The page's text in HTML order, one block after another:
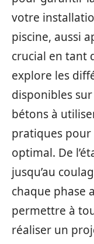
votre
piscine, aussi
crucial en tant
explore les
disponibles
bétons à
pratiques
optimal. De
jusqu’au
chaque phase
permettre à
réaliser un